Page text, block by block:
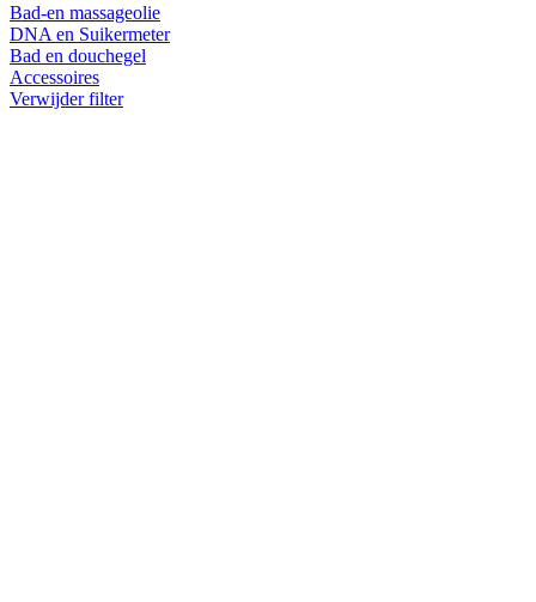
Bad-en massageolie
DNA en Suikermeter
Bad en douchegel
Accessoires
Verwijder filter